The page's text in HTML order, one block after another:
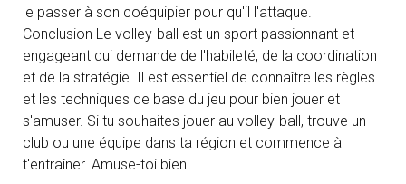
le passer à son coéquipier pour qu'il l'attaque.
Conclusion Le volley-ball est un sport passionnant et
engageant qui demande de l'habileté, de la coordination
et de la stratégie. Il est essentiel de connaître les règles
et les techniques de base du jeu pour bien jouer et
s'amuser. Si tu souhaites jouer au volley-ball, trouve un
club ou une équipe dans ta région et commence à
t'entraîner. Amuse-toi bien!